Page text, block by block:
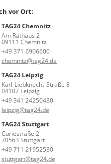
vor Ort:
TAG24 Chemnitz
Am Rathaus 2
09111 Chemnitz
+49 371 6906600
chemnitz@tag24.de
TAG24 Leipzig
Karl-Liebknecht-Straße 8
04107 Leipzig
+49 341 24250430
leipzig@tag24.de
TAG24 Stuttgart
Curiestraße 2
70563 Stuttgart
+49 711 21952530
stuttgart@tag24.de